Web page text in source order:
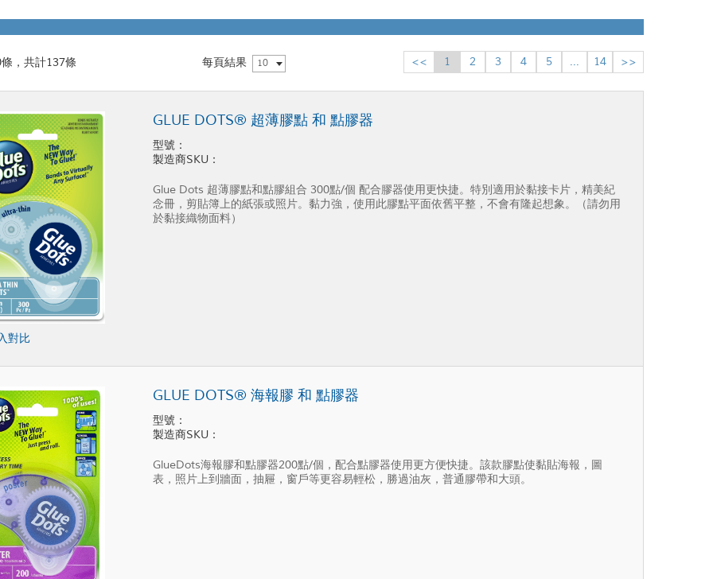
，共計137條 每頁結果 10 << 1 2 3 4 5 ... 14 >>
對比
GLUE DOTS® 超薄膠點 和 點膠器
型號：
製造商SKU：
Glue Dots 超薄膠點和點膠組合 300點/個 配合膠器使用更快捷。特別適用於黏接卡片，精美紀
念冊，剪貼簿上的紙張或照片。黏力強，使用此膠點平面依舊平整，不會有隆起想象。（請勿用
於黏接織物面料）
GLUE DOTS® 海報膠 和 點膠器
型號：
製造商SKU：
GlueDots海報膠和點膠器200點/個，配合點膠器使用更方便快捷。該款膠點使黏貼海報，圖
表，照片上到牆面，抽屜，窗戶等更容易輕松，勝過油灰，普通膠帶和大頭。